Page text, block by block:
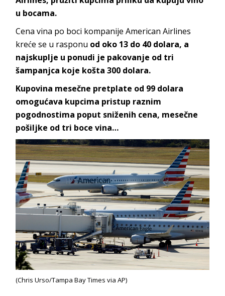
u bocama.
Cena vina po boci kompanije American Airlines
kreće se u rasponu od oko 13 do 40 dolara, a
najskuplje u ponudi je pakovanje od tri
šampanjca koje košta 300 dolara.
Kupovina mesečne pretplate od 99 dolara
omogućava kupcima pristup raznim
pogodnostima poput sniženih cena, mesečne
pošiljke od tri boce vina…
(Chris Urso/Tampa Bay Times via AP)